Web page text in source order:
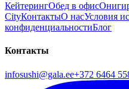
КейтерингОбед в офис
CityКонтактыО насУсловия
конфиденциальностиБлог
Контакты
infosushi@gala.ee+372 6464